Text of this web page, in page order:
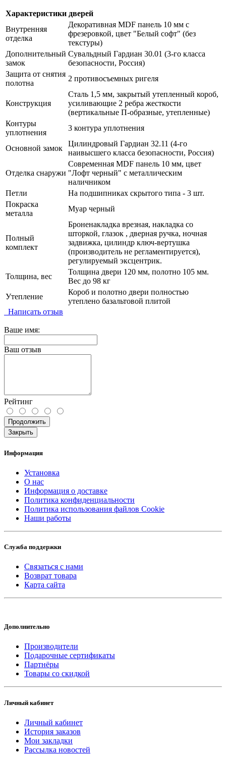
Характеристики дверей
Внутренняя
отделка
Декоративная MDF панель 10 мм с
фрезеровкой, цвет "Белый софт" (без
текстуры)
Дополнительный
замок
Сувальдный Гардиан 30.01 (3-го класса
безопасности, Россия)
Защита от снятия
полотна
2 противосъемных ригеля
Конструкция
Сталь 1,5 мм, закрытый утепленный короб,
усиливающие 2 ребра жесткости
(вертикальные П-образные, утепленные)
Контуры
уплотнения
3 контура уплотнения
Основной замок
Цилиндровый Гардиан 32.11 (4-го
наивысшего класса безопасности, Россия)
Отделка снаружи
Современная MDF панель 10 мм, цвет
"Лофт черный" с металлическим
наличником
Петли
На подшипниках скрытого типа - 3 шт.
Покраска
металла
Муар черный
Полный
комплект
Броненакладка врезная, накладка со
шторкой, глазок , дверная ручка, ночная
задвижка, цилиндр ключ-вертушка
(производитель не регламентируется),
регулируемый эксцентрик.
Толщина, вес
Толщина двери 120 мм, полотно 105 мм.
Вес до 98 кг
Утепление
Короб и полотно двери полностью
утеплено базальтовой плитой
Написать отзыв
Ваше имя:
Ваш отзыв
Рейтинг
Продолжить
Закрыть
Информация
Установка
О нас
Информация о доставке
Политика конфиденциальности
Политика использования файлов Cookie
Наши работы
Служба поддержки
Связаться с нами
Возврат товара
Карта сайта
Дополнительно
Производители
Подарочные сертификаты
Партнёры
Товары со скидкой
Личный кабинет
Личный кабинет
История заказов
Мои закладки
Рассылка новостей